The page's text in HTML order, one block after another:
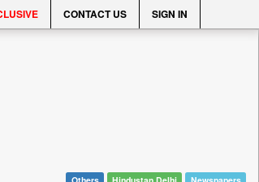
CONTACT US SIGN IN